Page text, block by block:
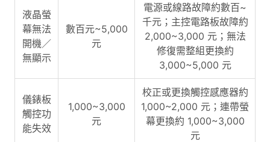
液晶螢
幕無法
開機／
無顯示
數百元~5,000
元
電源或線路故障約數百~
千元；主控電路板故障約
2,000~3,000 元；無法
修復需整組更換約
3,000~5,000 元
儀錶板
觸控功
能失效
1,000~3,000
元
校正或更換觸控感應器約
1,000~2,000 元；連帶螢
幕更換約 1,000~3,000
元